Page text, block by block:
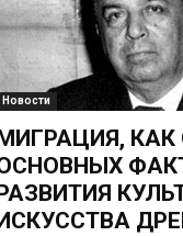
Новости
КАК